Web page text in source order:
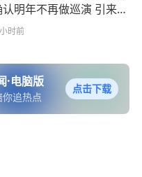
明年不再做巡演 引来全
粉丝惊呼
时前
·电脑版
追热点
点击下载